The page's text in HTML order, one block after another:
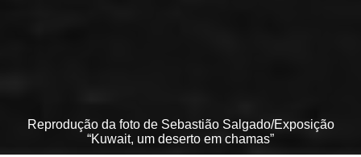
Reprodução da foto de Sebastião Salgado/Exposição
“Kuwait, um deserto em chamas”